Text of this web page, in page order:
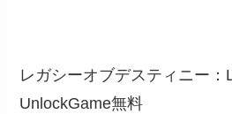
レガシーオブデスティニー
UnlockGame無料